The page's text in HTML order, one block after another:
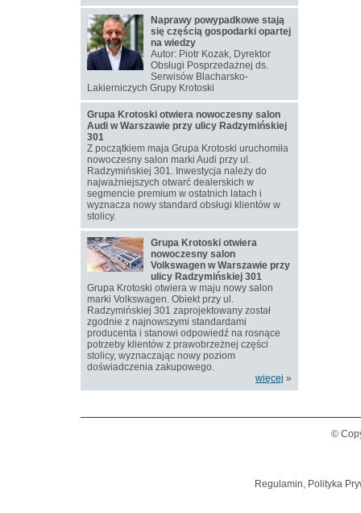
Naprawy powypadkowe stają
się częścią gospodarki opartej
na wiedzy
Autor: Piotr Kozak, Dyrektor
Obsługi Posprzedażnej ds.
Serwisów Blacharsko-
Lakierniczych Grupy Krotoski
Grupa Krotoski otwiera nowoczesny salon
Audi w Warszawie przy ulicy Radzymińskiej
301
Z początkiem maja Grupa Krotoski uruchomiła
nowoczesny salon marki Audi przy ul.
Radzymińskiej 301. Inwestycja należy do
najważniejszych otwarć dealerskich w
segmencie premium w ostatnich latach i
wyznacza nowy standard obsługi klientów w
stolicy.
Grupa Krotoski otwiera
nowoczesny salon
Volkswagen w Warszawie przy
ulicy Radzymińskiej 301
Grupa Krotoski otwiera w maju nowy salon
marki Volkswagen. Obiekt przy ul.
Radzymińskiej 301 zaprojektowany został
zgodnie z najnowszymi standardami
producenta i stanowi odpowiedź na rosnące
potrzeby klientów z prawobrzeżnej części
stolicy, wyznaczając nowy poziom
doświadczenia zakupowego.
więcej »
©
Regulamin, Polityka